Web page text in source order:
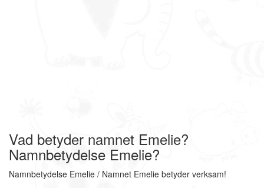
Vad betyder namnet Emelie?
Namnbetydelse Emelie?
Namnbetydelse Emelie / Namnet Emelie betyder verksam!